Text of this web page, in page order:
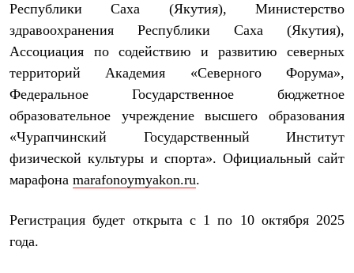
Комбинированные
С синтетическим утеплителем
Аксессуары для спальников
Сумки и баулы
Баулы
Кошельки
Сумки
Гермомешки
Полезные аксессуары
Книги
Еда
Коврики
Сапоги
Ботинки
Республики Саха (Якутия), Министерство
здравоохранения Республики Саха (Якутия),
Ассоциация по содействию и развитию северных
территорий Академия «Северного Форума»,
Федеральное Государственное бюджетное
образовательное учреждение высшего образования
«Чурапчинский Государственный Институт
физической культуры и спорта». Официальный сайт
марафона marafonoymyakon.ru.
Регистрация будет открыта с 1 по 10 октября 2025
года.